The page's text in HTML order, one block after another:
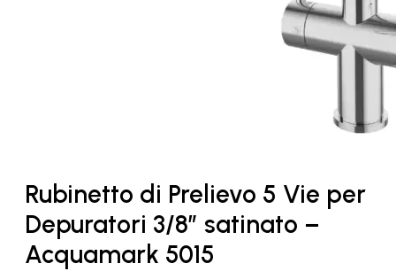
Rubinetto di Prelievo 5 Vie per
Depuratori 3/8″ satinato –
Acquamark 5015